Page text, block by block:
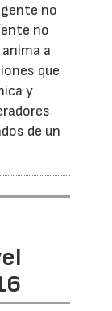
no
no
a
que
y
de un